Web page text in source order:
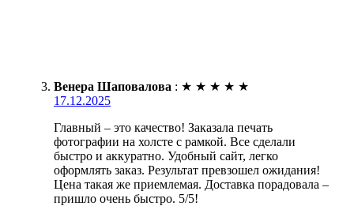
Венера Шаповалова : ★ ★ ★ ★ ★
17.12.2025
Главный – это качество! Заказала печать
фотографии на холсте с рамкой. Все сделали
быстро и аккуратно. Удобный сайт, легко
оформлять заказ. Результат превзошел ожидания!
Цена такая же приемлемая. Доставка порадовала –
пришло очень быстро. 5/5!